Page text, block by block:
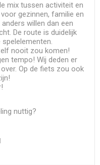
mix tussen activiteit en
gezinnen, familie en
willen dan een
De route is duidelijk
nooit zou komen!
tempo! Wij deden er
Op de fiets zou ook
nuttig?